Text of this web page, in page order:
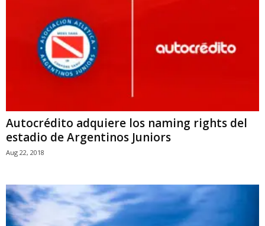
Autocrédito adquiere los naming rights del
estadio de Argentinos Juniors
Aug 22, 2018